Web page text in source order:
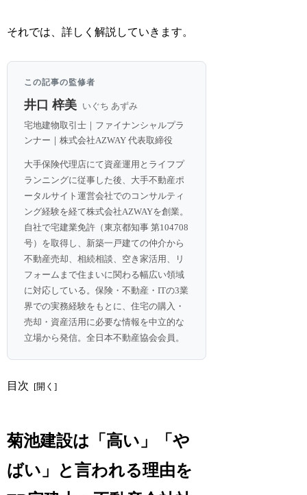
それでは、詳しく解説していきます。
この記事の監修者
井口 梓美 いぐち あずみ
宅地建物取引士｜ファイナンシャルプラ
ンナー｜株式会社AZWAY 代表取締役
大手保険代理店にて資産運用とライフプ
ランニングに従事した後、大手不動産ポ
ータルサイト運営会社でのコンサルティ
ング経験を経て株式会社AZWAYを創業。
自社で宅建業免許（東京都知事 第104708
号）を取得し、新築一戸建ての仲介から
不動産売却、相続相談、空き家活用、リ
フォームまで住まいに関わる幅広い領域
に対応している。保険・不動産・ITの3業
界での実務経験をもとに、住宅の購入・
売却・資産活用に必要な情報を中立的な
立場から発信。全日本不動産協会会員。
目次
菊池建設は「高い」「や
ばい」と言われる理由を